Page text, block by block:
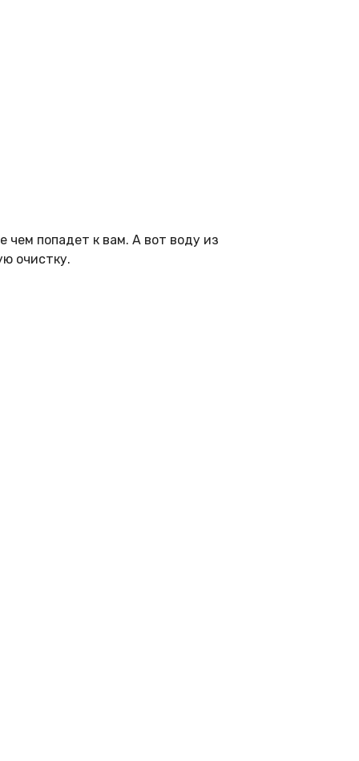
чем попадет к вам. А вот воду из
очистку.